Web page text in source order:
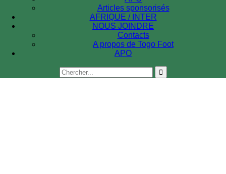
Articles sponsorisés
AFRIQUE / INTER
NOUS JOINDRE
Contacts
A propos de Togo Foot
APO